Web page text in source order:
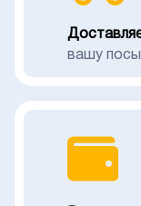
вашу